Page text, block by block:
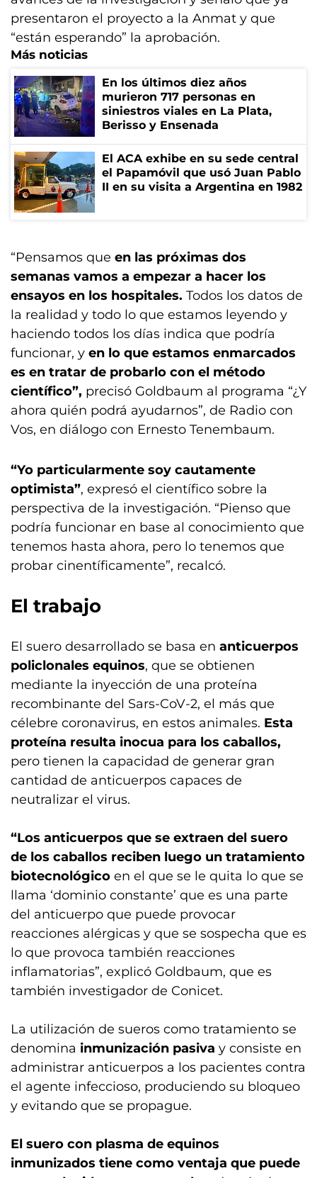
presentaron el proyecto a la Anmat y que
“están esperando” la aprobación.
Más noticias
En los últimos diez años
murieron 717 personas en
siniestros viales en La Plata,
Berisso y Ensenada
El ACA exhibe en su sede central
el Papamóvil que usó Juan Pablo
II en su visita a Argentina en 1982
“Pensamos que en las próximas dos
semanas vamos a empezar a hacer los
ensayos en los hospitales. Todos los datos de
la realidad y todo lo que estamos leyendo y
haciendo todos los días indica que podría
funcionar, y en lo que estamos enmarcados
es en tratar de probarlo con el método
científico”, precisó Goldbaum al programa “¿Y
ahora quién podrá ayudarnos”, de Radio con
Vos, en diálogo con Ernesto Tenembaum.
“Yo particularmente soy cautamente
optimista”, expresó el científico sobre la
perspectiva de la investigación. “Pienso que
podría funcionar en base al conocimiento que
tenemos hasta ahora, pero lo tenemos que
probar cinentíficamente”, recalcó.
El trabajo
El suero desarrollado se basa en anticuerpos
policlonales equinos, que se obtienen
mediante la inyección de una proteína
recombinante del Sars-CoV-2, el más que
célebre coronavirus, en estos animales. Esta
proteína resulta inocua para los caballos,
pero tienen la capacidad de generar gran
cantidad de anticuerpos capaces de
neutralizar el virus.
“Los anticuerpos que se extraen del suero
de los caballos reciben luego un tratamiento
biotecnológico en el que se le quita lo que se
llama ‘dominio constante’ que es una parte
del anticuerpo que puede provocar
reacciones alérgicas y que se sospecha que es
lo que provoca también reacciones
inflamatorias”, explicó Goldbaum, que es
también investigador de Conicet.
La utilización de sueros como tratamiento se
denomina inmunización pasiva y consiste en
administrar anticuerpos a los pacientes contra
el agente infeccioso, produciendo su bloqueo
y evitando que se propague.
El suero con plasma de equinos
inmunizados tiene como ventaja que puede